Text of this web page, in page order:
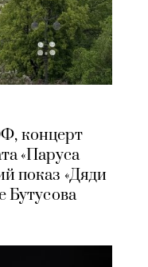
концерт
«Паруса
показ «Дяди
Бутусова